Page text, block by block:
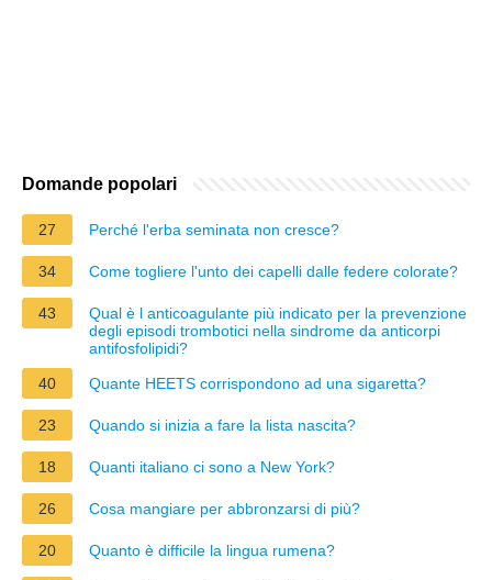
Domande popolari
27 Perché l'erba seminata non cresce?
34 Come togliere l'unto dei capelli dalle federe colorate?
43
Qual è l anticoagulante più indicato per la prevenzione
degli episodi trombotici nella sindrome da anticorpi
antifosfolipidi?
40
Quante HEETS corrispondono ad una sigaretta?
23 Quando si inizia a fare la lista nascita?
18 Quanti italiano ci sono a New York?
26 Cosa mangiare per abbronzarsi di più?
20 Quanto è difficile la lingua rumena?